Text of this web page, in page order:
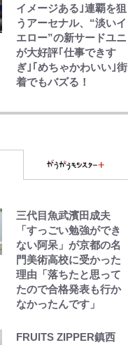
イメージある｣連覇を狙
うアーセナル、“淡いイ
エロー”の新サードユニ
が大好評｢仕事できす
ぎ｣｢めちゃかわいい｣街
着でもバズる！
ュースだゾ
ボーちゃんの一途な気
持ちだゾ
とうちゃんが出世する
ゾ
三代目魚武濱田成夫
「すっごい勉強ができ
ない阿呆」が京都の名
門美術高校に受かった
理由「落ちたと思って
たので合格発表も行か
なかったんです」
FRUITS ZIPPER鎮西